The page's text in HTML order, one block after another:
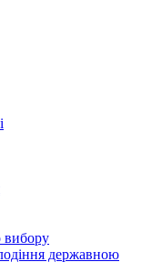
вибору
державною